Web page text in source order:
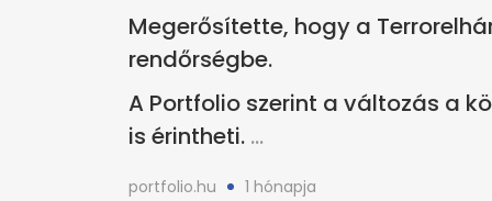
Megerősítette, hogy a
rendőrségbe.
A Portfolio szerint a változás a
is érintheti.
portfolio.hu 1 hónapja